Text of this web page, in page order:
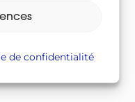
de confidentialité
sur